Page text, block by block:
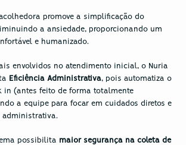
promove a simplificação do
a ansiedade, proporcionando um
e humanizado.
envolvidos no atendimento inicial, o Nuria
Eficiência Administrativa, pois automatiza o
in (antes feito de forma totalmente
a equipe para focar em cuidados diretos e
administrativa.
possibilita maior segurança na coleta de